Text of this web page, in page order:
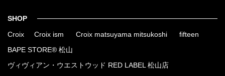
SHOP
Croix Croix ism Croix matsuyama mitsukoshi fifteen
BAPE STORE® 松山
ヴィヴィアン・ウエストウッド RED LABEL 松山店